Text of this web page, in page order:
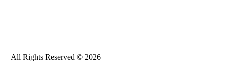
All Rights Reserved © 2026